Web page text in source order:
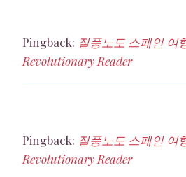
Pingback: 질풍노도 스페인 여
Revolutionary Reader
Pingback: 질풍노도 스페인 여
Revolutionary Reader